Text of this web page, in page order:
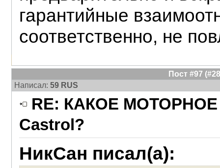
гарантийные
соответственно, не
Пост #97
Написал: 59 RUS
RE: КАКОЕ
Castrol?
НикСан писал(а):